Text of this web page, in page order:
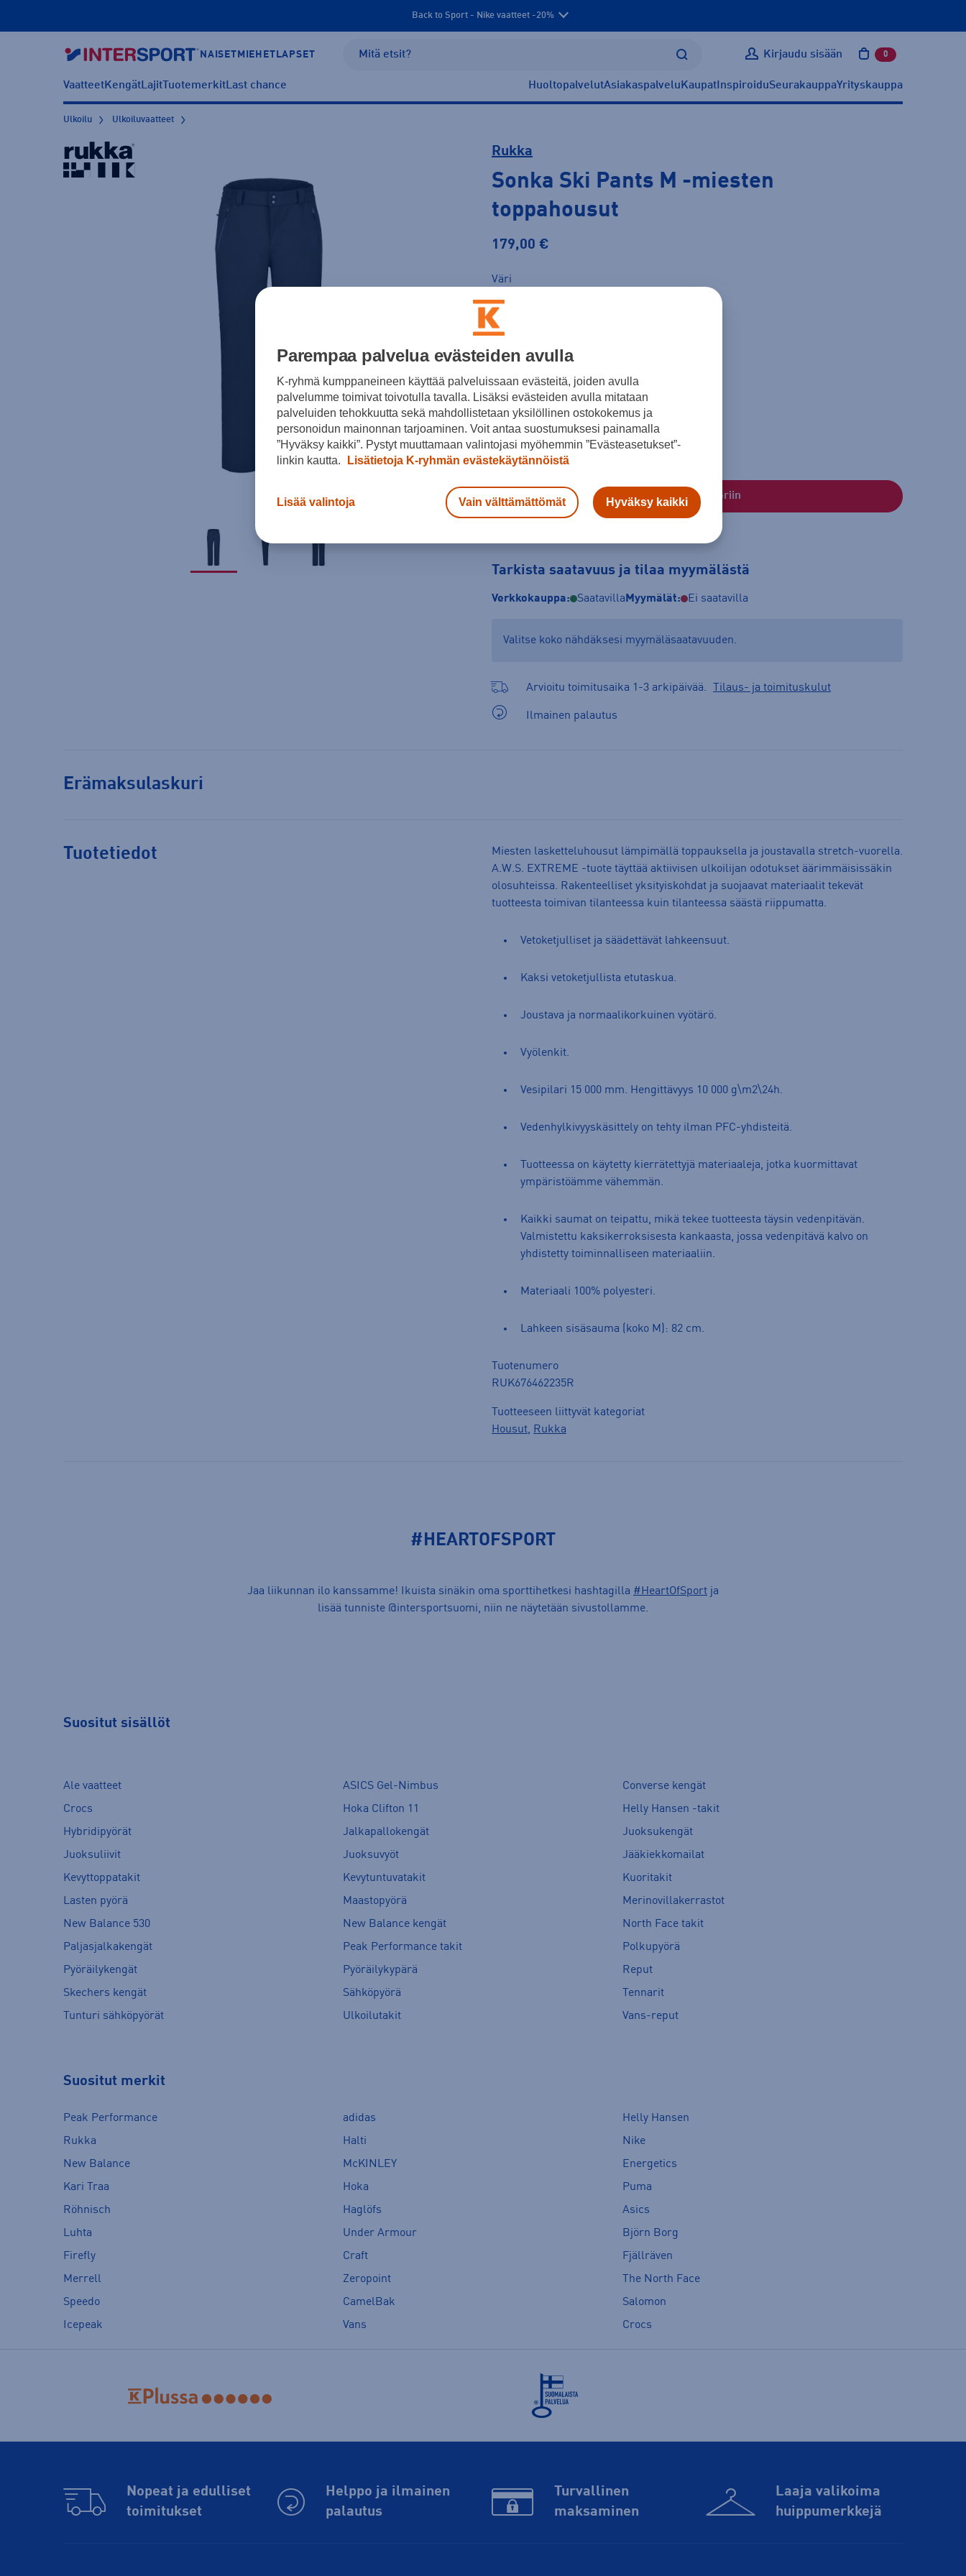
Back to Sport - Nike vaatteet -20%
NAISET MIEHET LAPSET Kirjaudu sisään 0 tuotetta
VaatteetKengätLajitTuotemerkitLast chance HuoltopalvelutAsiakaspalvelu Kaupat InspiroiduSeurakauppaYrityskauppa
Ulkoilu Ulkoiluvaatteet
Rukka
Sonka Ski Pants M -miesten
toppahousut
179,00 €
Väri
M L XL XXL
Kokotaulukko
Lisää ostoskoriin
Tarkista saatavuus ja tilaa myymälästä
Verkkokauppa: Saatavilla Myymälät: Ei saatavilla
Valitse koko nähdäksesi myymäläsaatavuuden.
Arvioitu toimitusaika 1-3 arkipäivää. Tilaus- ja toimituskulut
Ilmainen palautus
Erämaksulaskuri
Tuotetiedot
Miesten lasketteluhousut lämpimällä toppauksella ja joustavalla stretch-vuorella.
A.W.S. EXTREME -tuote täyttää aktiivisen ulkoilijan odotukset äärimmäisissäkin
olosuhteissa. Rakenteelliset yksityiskohdat ja suojaavat materiaalit tekevät
tuotteesta toimivan tilanteessa kuin tilanteessa säästä riippumatta.
Vetoketjulliset ja säädettävät lahkeensuut.
Kaksi vetoketjullista etutaskua.
Joustava ja normaalikorkuinen vyötärö.
Vyölenkit.
Vesipilari 15 000 mm. Hengittävyys 10 000 g\m2\24h.
Vedenhylkivyyskäsittely on tehty ilman PFC-yhdisteitä.
Tuotteessa on käytetty kierrätettyjä materiaaleja, jotka kuormittavat
ympäristöämme vähemmän.
Kaikki saumat on teipattu, mikä tekee tuotteesta täysin vedenpitävän.
Valmistettu kaksikerroksisesta kankaasta, jossa vedenpitävä kalvo on
yhdistetty toiminnalliseen materiaaliin.
Materiaali 100% polyesteri.
Lahkeen sisäsauma (koko M): 82 cm.
Tuotenumero
RUK676462235R
Tuotteeseen liittyvät kategoriat
Housut, Rukka
#HEARTOFSPORT
Jaa liikunnan ilo kanssamme! Ikuista sinäkin oma sporttihetkesi hashtagilla #HeartOfSport ja
lisää tunniste @intersportsuomi, niin ne näytetään sivustollamme.
Suositut sisällöt
Ale vaatteet ASICS Gel-Nimbus
Converse kengät
Crocs
Hoka Clifton 11
Helly Hansen -takit
Hybridipyörät
Jalkapallokengät
Juoksukengät
Juoksuliivit
Juoksuvyöt
Jääkiekkomailat
Kevyttoppatakit
Kevytuntuvatakit
Kuoritakit
Lasten pyörä
Maastopyörä
Merinovillakerrastot
New Balance 530
New Balance kengät
North Face takit
Paljasjalkakengät
Peak Performance takit
Polkupyörä
Pyöräilykengät
Pyöräilykypärä
Reput
Skechers kengät
Sähköpyörä
Tennarit
Tunturi sähköpyörät
Ulkoilutakit Vans-reput
Suositut merkit
Peak Performance adidas
Helly Hansen
Rukka
Halti
Nike
New Balance
McKINLEY
Energetics
Kari Traa
Hoka
Puma
Röhnisch
Haglöfs
Asics
Luhta
Under Armour
Björn Borg
Firefly
Craft
Fjällräven
Merrell
Zeropoint
The North Face
Speedo
CamelBak
Salomon
Icepeak
Vans Crocs
Nopeat ja edulliset
toimitukset
Helppo ja ilmainen
palautus
Turvallinen
maksaminen
Laaja valikoima
huippu­merkkejä
Parempaa palvelua evästeiden avulla
K-ryhmä kumppaneineen käyttää palveluissaan evästeitä, joiden avulla
palvelumme toimivat toivotulla tavalla. Lisäksi evästeiden avulla mitataan
palveluiden tehokkuutta sekä mahdollistetaan yksilöllinen ostokokemus ja
personoidun mainonnan tarjoaminen. Voit antaa suostumuksesi painamalla
”Hyväksy kaikki”. Pystyt muuttamaan valintojasi myöhemmin ”Evästeasetukset”-
linkin kautta.
Lisätietoja K-ryhmän evästekäytännöistä
Lisää valintoja Vain välttämättömät Hyväksy kaikki